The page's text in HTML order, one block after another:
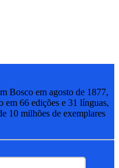
Bosco em agosto de 1877,
em 66 edições e 31 línguas,
10 milhões de exemplares